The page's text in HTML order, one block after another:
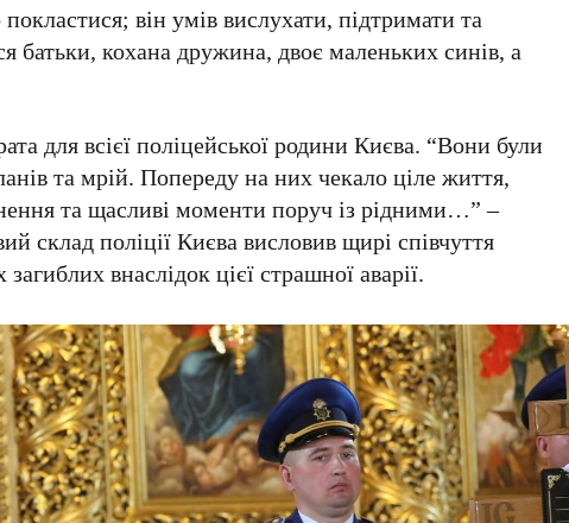
він умів вислухати, підтримати та
батьки, кохана дружина, двоє маленьких синів, а
для всієї поліцейської родини Києва. “Вони були
та мрій. Попереду на них чекало ціле життя,
та щасливі моменти поруч із рідними…” –
склад поліції Києва висловив щирі співчуття
внаслідок цієї страшної аварії.